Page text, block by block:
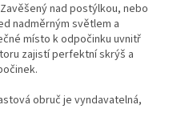
nad postýlkou, nebo
nadměrným světlem a
místo k odpočinku uvnitř
zajistí perfektní skrýš a
obruč je vyndavatelná,